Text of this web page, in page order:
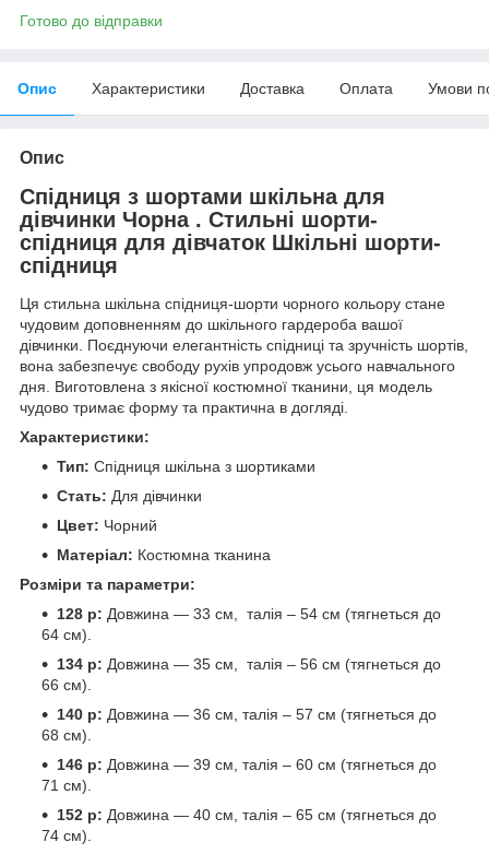
Готово до відправки
Опис Характеристики Доставка Оплата Умови
Опис
Спідниця з шортами шкільна для
дівчинки Чорна . Стильні шорти-
спідниця для дівчаток Шкільні шорти-
спідниця
Ця стильна шкільна спідниця-шорти чорного кольору стане
чудовим доповненням до шкільного гардероба вашої
дівчинки. Поєднуючи елегантність спідниці та зручність шортів,
вона забезпечує свободу рухів упродовж усього навчального
дня. Виготовлена з якісної костюмної тканини, ця модель
чудово тримає форму та практична в догляді.
Характеристики:
Тип: Спідниця шкільна з шортиками
Стать: Для дівчинки
Цвет: Чорний
Матеріал: Костюмна тканина
Розміри та параметри:
128 р: Довжина — 33 см, талія – 54 см (тягнеться до
64 см).
134 р: Довжина — 35 см, талія – 56 см (тягнеться до
66 см).
140 р: Довжина — 36 см, талія – 57 см (тягнеться до
68 см).
146 р: Довжина — 39 см, талія – 60 см (тягнеться до
71 см).
152 р: Довжина — 40 см, талія – 65 см (тягнеться до
74 см).